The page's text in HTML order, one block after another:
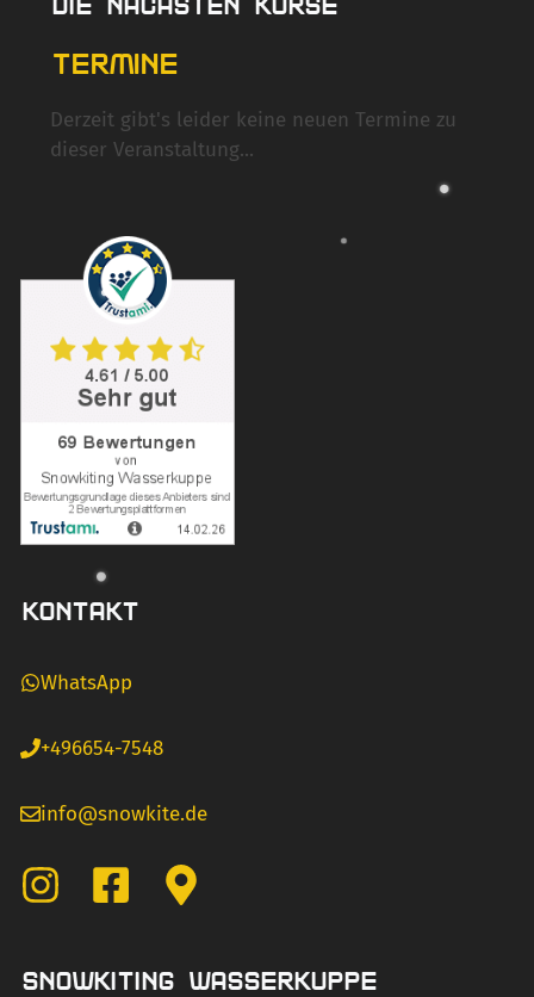
TERMINE
Derzeit gibt's leider keine neuen Termine zu
dieser Veranstaltung...
KONTAKT
WhatsApp
+496654-7548
info@snowkite.de
SNOWKITING WASSERKUPPE